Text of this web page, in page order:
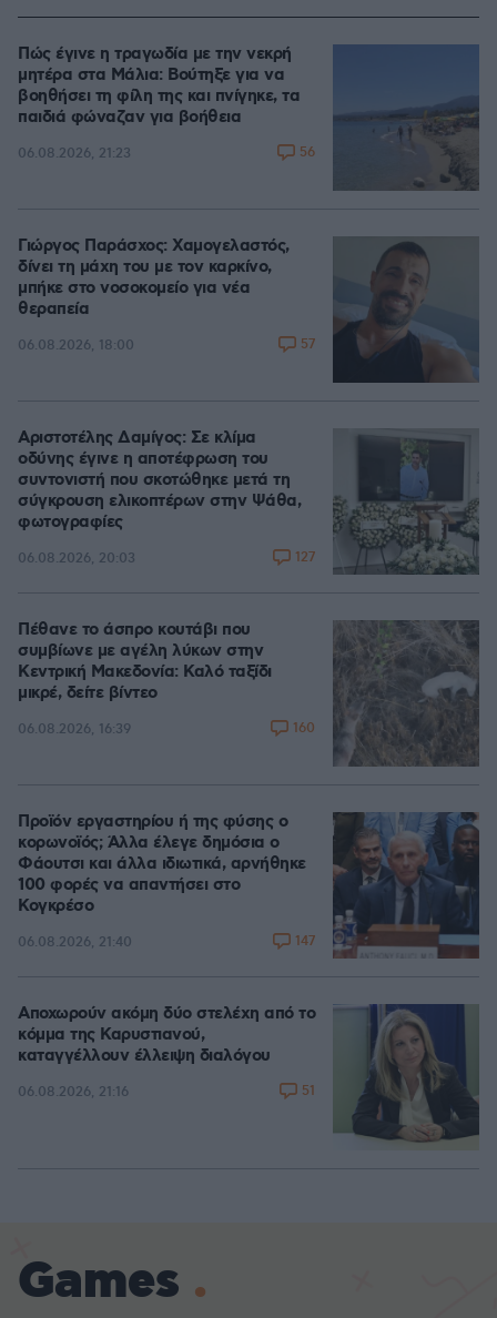
Πώς έγινε η τραγωδία με την νεκρή
μητέρα στα Μάλια: Βούτηξε για να
βοηθήσει τη φίλη της και πνίγηκε, τα
παιδιά φώναζαν για βοήθεια
06.08.2026, 21:23 56
Γιώργος Παράσχος: Χαμογελαστός,
δίνει τη μάχη του με τον καρκίνο,
μπήκε στο νοσοκομείο για νέα
θεραπεία
06.08.2026, 18:00 57
Αριστοτέλης Δαμίγος: Σε κλίμα
οδύνης έγινε η αποτέφρωση του
συντονιστή που σκοτώθηκε μετά τη
σύγκρουση ελικοπτέρων στην Ψάθα,
φωτογραφίες
06.08.2026, 20:03 127
Πέθανε το άσπρο κουτάβι που
συμβίωνε με αγέλη λύκων στην
Κεντρική Μακεδονία: Καλό ταξίδι
μικρέ, δείτε βίντεο
06.08.2026, 16:39 160
Προϊόν εργαστηρίου ή της φύσης ο
κορωνοϊός; Άλλα έλεγε δημόσια ο
Φάουτσι και άλλα ιδιωτικά, αρνήθηκε
100 φορές να απαντήσει στο
Κογκρέσο
06.08.2026, 21:40 147
Αποχωρούν ακόμη δύο στελέχη από το
κόμμα της Καρυστιανού,
καταγγέλλουν έλλειψη διαλόγου
06.08.2026, 21:16 51
Games